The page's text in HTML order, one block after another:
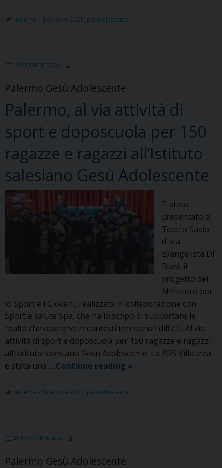
Fap
1841…
dove
tutto
ebbe
Insieme - dicembre 2023 paadolescente
10 DICEMBRE 2023
Palermo Gesù Adolescente
Palermo, al via attività di
sport e doposcuola per 150
ragazze e ragazzi all’Istituto
salesiano Gesù Adolescente
E’ stato
presentato al
Teatro Savio
di via
Evangelista Di
Blasi, il
progetto del
Ministero per
lo Sport e i Giovani, realizzata in collaborazione con
Sport e salute Spa, che ha lo scopo di supportare le
realtà che operano in contesti territoriali difficili. Al via
attività di sport e doposcuola per 150 ragazze e ragazzi
all’Istituto salesiano Gesù Adolescente. La PGS Villaurea
è stata una … Continue reading Palermo,
via
»
Insieme - dicembre 2023 paadolescente
28 NOVEMBRE 2023
Palermo Gesù Adolescente